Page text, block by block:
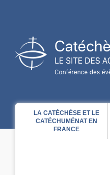
LA CATÉCHÈSE ET LE
CATÉCHUMÉNAT EN
FRANCE